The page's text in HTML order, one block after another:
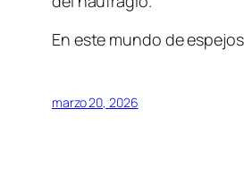
En este mundo de
marzo 20, 2026